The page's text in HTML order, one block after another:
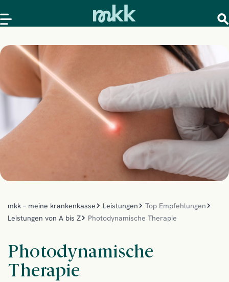
mkk – meine krankenkasse Leistungen
Top Empfehlungen
Leistungen von A bis Z
Photodynamische Therapie
Photodynamische
Therapie